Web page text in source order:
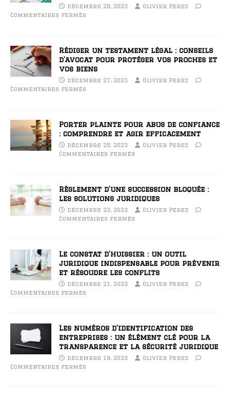
décembre 29, 2023
Olivier Perez
Commentaires fermés
Rédiger un testament légal : conseils
d’avocat pour protéger vos proches et
vos biens
décembre 27, 2023
Olivier Perez
Commentaires fermés
Porter plainte pour abus de confiance
: comprendre et agir efficacement
décembre 25, 2023
Olivier Perez
Commentaires fermés
Règlement d’une succession bloquée :
les solutions juridiques
décembre 23, 2023
Olivier Perez
Commentaires fermés
Le constat d’huissier : un outil
juridique indispensable pour prévenir
et résoudre les conflits
décembre 21, 2023
Olivier Perez
Commentaires fermés
Les numéros d’identification des
entreprises : un élément clé pour la
transparence et la sécurité juridique
décembre 19, 2023
Olivier Perez
Commentaires fermés